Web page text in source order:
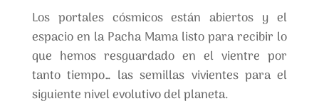
Los portales cósmicos están abiertos y el
espacio en la Pacha Mama listo para recibir lo
que hemos resguardado en el vientre por
tanto tiempo… las semillas vivientes para el
siguiente nivel evolutivo del planeta.